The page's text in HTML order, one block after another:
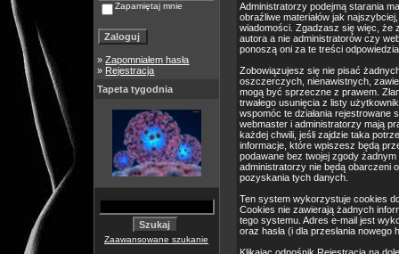
Zapamiętaj mnie
»Zapomniałem hasła
» Rejestracja
Tapeta tygodnia
Zaawansowane szukanie
Administratorzy podejmą starania
obraźliwe materiałów jak
wiadomości. Zgadzasz się więc, że
autora a nie administratorów czy
ponoszą oni za te treści
Zobowiązujesz się nie pisać
oszczerczych, nienawistnych,
mogą być sprzeczne z prawem.
trwałego usunięcia z listy
wspomóc te działania
webmaster i administratorzy mają
każdej chwili, jeśli zajdzie taka
informacje, które wpiszesz będą
podawane bez twojej zgody
administratorzy nie będą obarczeni
pozyskania tych danych.
Ten system wykorzystuje cookies
Cookies nie zawierają żadnych
tego systemu. Adres e-mail jest
oraz hasła (i dla przesłania nowego